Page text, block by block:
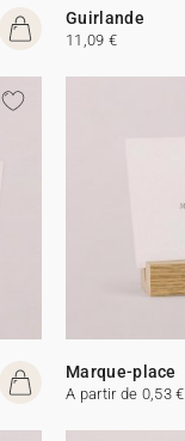
Guirlande
11,09 €
Marque-place
A partir de 0,53 €